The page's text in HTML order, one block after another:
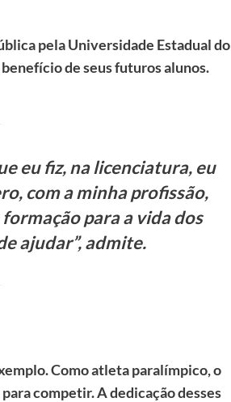
pela Universidade Estadual do
de seus futuros alunos.
eu fiz, na licenciatura, eu
com a minha profissão,
para a vida dos
ajudar”, admite.
Como atleta paralímpico, o
competir. A dedicação desses